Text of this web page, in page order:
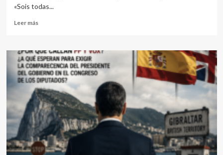
«Sois todas...
Leer másLeer
La
Sección
Española
de
la
Internacional
de
Hijosdelagranputa.